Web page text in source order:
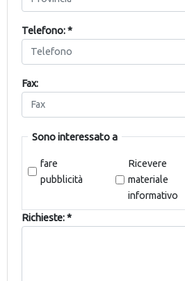
Telefono: *
Fax:
Sono interessato a
fare
pubblicità
Ricevere
materiale
informativo
Richieste: *